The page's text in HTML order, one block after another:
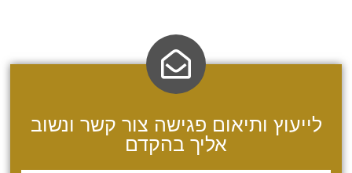
לייעוץ ותיאום פגישה צור קשר ונשוב
אליך בהקדם